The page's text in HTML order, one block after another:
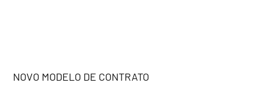
NOVO MODELO DE CONTRATO